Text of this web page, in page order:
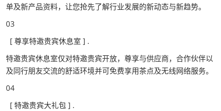
单及新产品资料，让您抢先了解行业发展的新动态与新趋势。
03
[ 尊享特邀贵宾休息室 ] .
特邀贵宾休息室仅对特邀贵宾开放，尊享与供应商，合作伙伴以
及同行朋友交流的舒适环境并可免费享用茶点及无线网络服务。
04
[ 特邀贵宾大礼包 ] .